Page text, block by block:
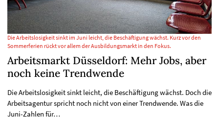
Die Arbeitslosigkeit sinkt im Juni leicht, die Beschäftigung wächst. Kurz vor den
Sommerferien rückt vor allem der Ausbildungsmarkt in den Fokus.
Arbeitsmarkt Düsseldorf: Mehr Jobs, aber
noch keine Trendwende
Die Arbeitslosigkeit sinkt leicht, die Beschäftigung wächst. Doch die
Arbeitsagentur spricht noch nicht von einer Trendwende. Was die
Juni-Zahlen für…